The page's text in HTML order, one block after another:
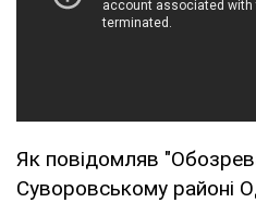
Як повідомляв
Суворовському районі